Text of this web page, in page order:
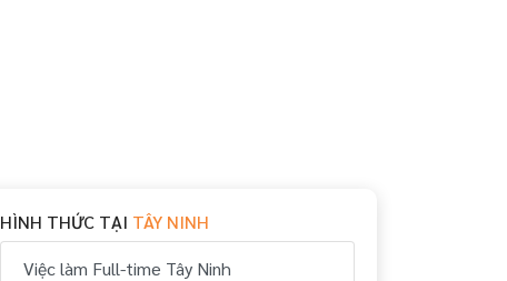
HÌNH THỨC TẠI TÂY NINH
Việc làm Full-time Tây Ninh